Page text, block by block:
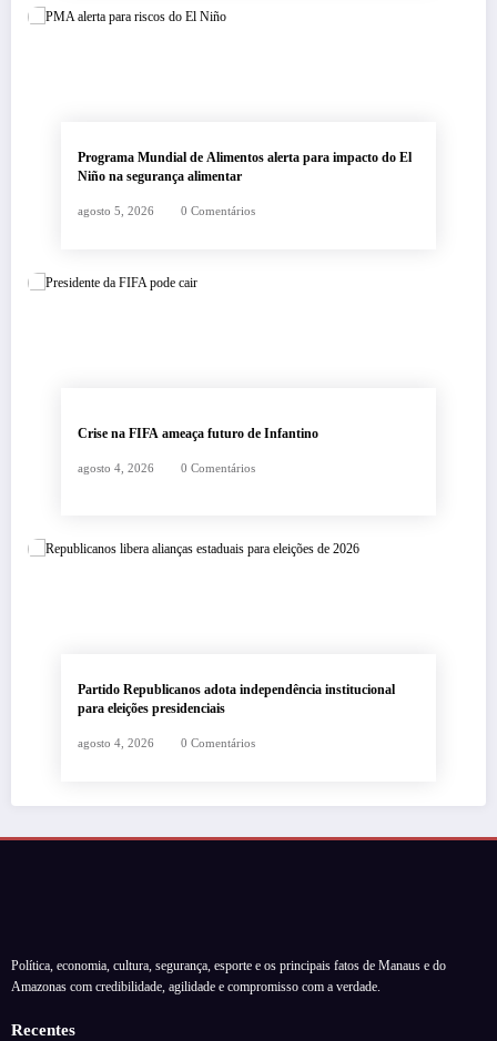
Programa Mundial de Alimentos alerta para impacto do El
Niño na segurança alimentar
agosto 5, 2026 0 Comentários
Crise na FIFA ameaça futuro de Infantino
agosto 4, 2026 0 Comentários
Partido Republicanos adota independência institucional
para eleições presidenciais
agosto 4, 2026 0 Comentários
Política, economia, cultura, segurança, esporte e os principais fatos de Manaus e do
Amazonas com credibilidade, agilidade e compromisso com a verdade.
Recentes